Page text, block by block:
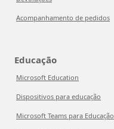
Acompanhamento de pedidos
Educação
Microsoft Education
Dispositivos para educação
Microsoft Teams para Educação